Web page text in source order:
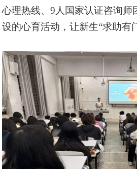
心理热线、9人国家认证咨询师
设的心育活动，让新生“求助有